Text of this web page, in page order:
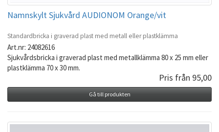
Namnskylt Sjukvård AUDIONOM Orange/vit
Standardbricka i graverad plast med metall eller plastklämma
Art.nr: 24082616
Sjukvårdsbricka i graverad plast med metallklämma 80 x 25 mm eller
plastklämma 70 x 30 mm.
Pris från 95,00
Gå till produkten